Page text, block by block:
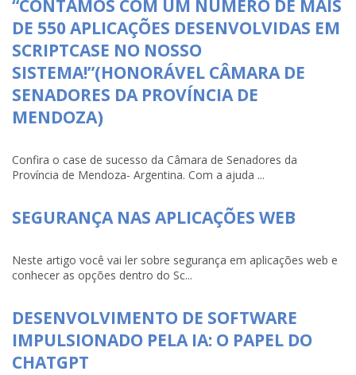
“CONTAMOS COM UM NÚMERO DE MAIS
DE 550 APLICAÇÕES DESENVOLVIDAS EM
SCRIPTCASE NO NOSSO
SISTEMA!”(HONORÁVEL CÂMARA DE
SENADORES DA PROVÍNCIA DE
MENDOZA)
Confira o case de sucesso da Câmara de Senadores da
Província de Mendoza- Argentina. Com a ajuda ...
SEGURANÇA NAS APLICAÇÕES WEB
Neste artigo você vai ler sobre segurança em aplicações web e
conhecer as opções dentro do Sc...
DESENVOLVIMENTO DE SOFTWARE
IMPULSIONADO PELA IA: O PAPEL DO
CHATGPT